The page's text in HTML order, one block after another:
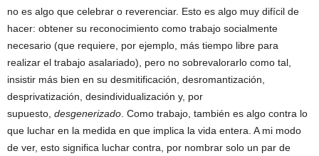
no es algo que celebrar o reverenciar. Esto es algo muy difícil de
hacer: obtener su reconocimiento como trabajo socialmente
necesario (que requiere, por ejemplo, más tiempo libre para
realizar el trabajo asalariado), pero no sobrevalorarlo como tal,
insistir más bien en su desmitificación, desromantización,
desprivatización, desindividualización y, por
supuesto, desgenerizado . Como trabajo, también es algo contra lo
que luchar en la medida en que implica la vida entera. A mi modo
de ver, esto significa luchar contra, por nombrar solo un par de